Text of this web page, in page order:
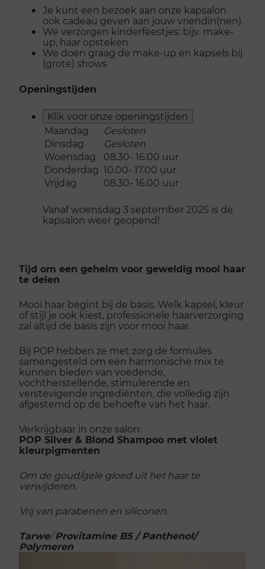
Je kunt een bezoek aan onze kapsalon
ook cadeau geven aan jouw vriendin(nen).
We verzorgen kinderfeestjes: bijv. make-
up, haar opsteken
We doen graag de make-up en kapsels bij
(grote) shows
Openingstijden
Klik voor onze openingstijden
Maandag
Gesloten
Dinsdag
Gesloten
Woensdag
08.30- 16.00 uur
Donderdag 10.00- 17.00 uur
Vrijdag
08.30- 16.00 uur
Vanaf woensdag 3 september 2025 is de
kapsalon weer geopend!
Tijd om een geheim voor geweldig mooi haar
te delen
Mooi haar begint bij de basis. Welk kapsel, kleur
of stijl je ook kiest, professionele haarverzorging
zal altijd de basis zijn voor mooi haar.
Bij POP hebben ze met zorg de formules
samengesteld om een harmonische mix te
kunnen bieden van voedende,
vochtherstellende, stimulerende en
verstevigende ingrediënten, die volledig zijn
afgestemd op de behoefte van het haar.
Verkrijgbaar in onze salon:
POP Silver & Blond Shampoo met violet
kleurpigmenten
Om de goud/gele gloed uit het haar te
verwijderen.
Vrij van parabenen en siliconen.
Tarwe/Provitamine B5 / Panthenol/
Polymeren